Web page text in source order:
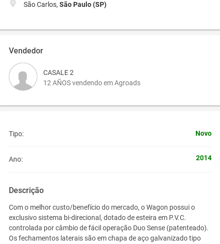
São Carlos, São Paulo (SP)
Vendedor
CASALE 2
12 AÑOS vendendo em Agroads
Tipo: Novo
Ano: 2014
Descrição
Com o melhor custo/benefício do mercado, o Wagon possui o
exclusivo sistema bi-direcional, dotado de esteira em P.V.C.
controlada por câmbio de fácil operação Duo Sense (patenteado).
Os fechamentos laterais são em chapa de aço galvanizado tipo